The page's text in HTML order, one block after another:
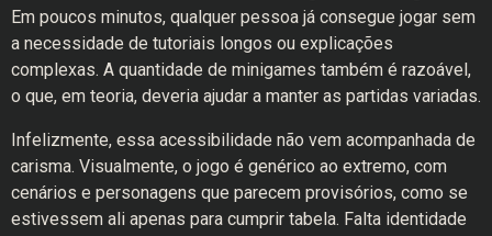
Em poucos minutos, qualquer pessoa já consegue jogar sem
a necessidade de tutoriais longos ou explicações
complexas. A quantidade de minigames também é razoável,
o que, em teoria, deveria ajudar a manter as partidas variadas.
Infelizmente, essa acessibilidade não vem acompanhada de
carisma. Visualmente, o jogo é genérico ao extremo, com
cenários e personagens que parecem provisórios, como se
estivessem ali apenas para cumprir tabela. Falta identidade